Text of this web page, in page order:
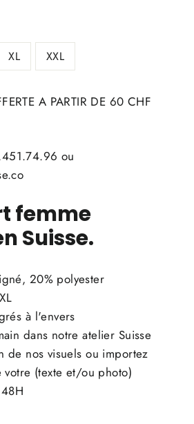
XL XXL
A PARTIR DE 60 CHF
ou
femme
Suisse.
20% polyester
à l'envers
dans notre atelier Suisse
de nos visuels ou importez
(texte et/ou photo)